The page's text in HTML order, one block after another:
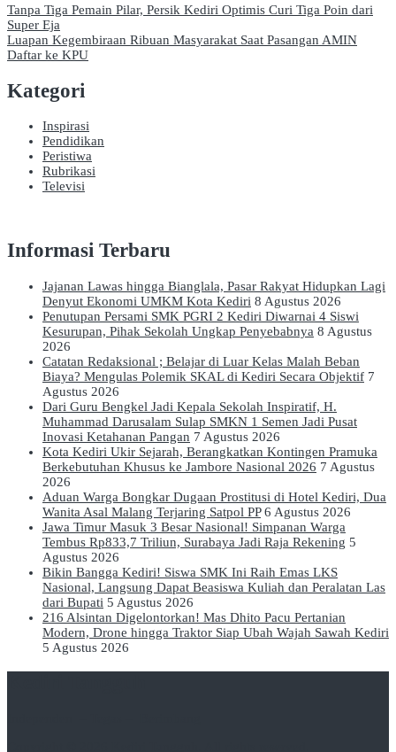
Navigasi
pos
Tanpa Tiga Pemain Pilar, Persik Kediri Optimis Curi Tiga Poin dari
Super Eja
Luapan Kegembiraan Ribuan Masyarakat Saat Pasangan AMIN
Daftar ke KPU
Kategori
Inspirasi
Pendidikan
Peristiwa
Rubrikasi
Televisi
Informasi Terbaru
Jajanan Lawas hingga Bianglala, Pasar Rakyat Hidupkan Lagi
Denyut Ekonomi UMKM Kota Kediri 8 Agustus 2026
Penutupan Persami SMK PGRI 2 Kediri Diwarnai 4 Siswi
Kesurupan, Pihak Sekolah Ungkap Penyebabnya 8 Agustus
2026
Catatan Redaksional ; Belajar di Luar Kelas Malah Beban
Biaya? Mengulas Polemik SKAL di Kediri Secara Objektif 7
Agustus 2026
Dari Guru Bengkel Jadi Kepala Sekolah Inspiratif, H.
Muhammad Darusalam Sulap SMKN 1 Semen Jadi Pusat
Inovasi Ketahanan Pangan 7 Agustus 2026
Kota Kediri Ukir Sejarah, Berangkatkan Kontingen Pramuka
Berkebutuhan Khusus ke Jambore Nasional 2026 7 Agustus
2026
Aduan Warga Bongkar Dugaan Prostitusi di Hotel Kediri, Dua
Wanita Asal Malang Terjaring Satpol PP 6 Agustus 2026
Jawa Timur Masuk 3 Besar Nasional! Simpanan Warga
Tembus Rp833,7 Triliun, Surabaya Jadi Raja Rekening 5
Agustus 2026
Bikin Bangga Kediri! Siswa SMK Ini Raih Emas LKS
Nasional, Langsung Dapat Beasiswa Kuliah dan Peralatan Las
dari Bupati 5 Agustus 2026
216 Alsintan Digelontorkan! Mas Dhito Pacu Pertanian
Modern, Drone hingga Traktor Siap Ubah Wajah Sawah Kediri
5 Agustus 2026